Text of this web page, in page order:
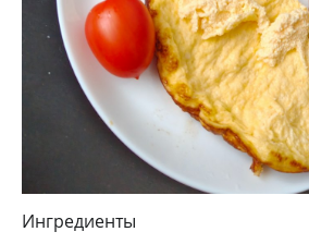
Ингредиенты